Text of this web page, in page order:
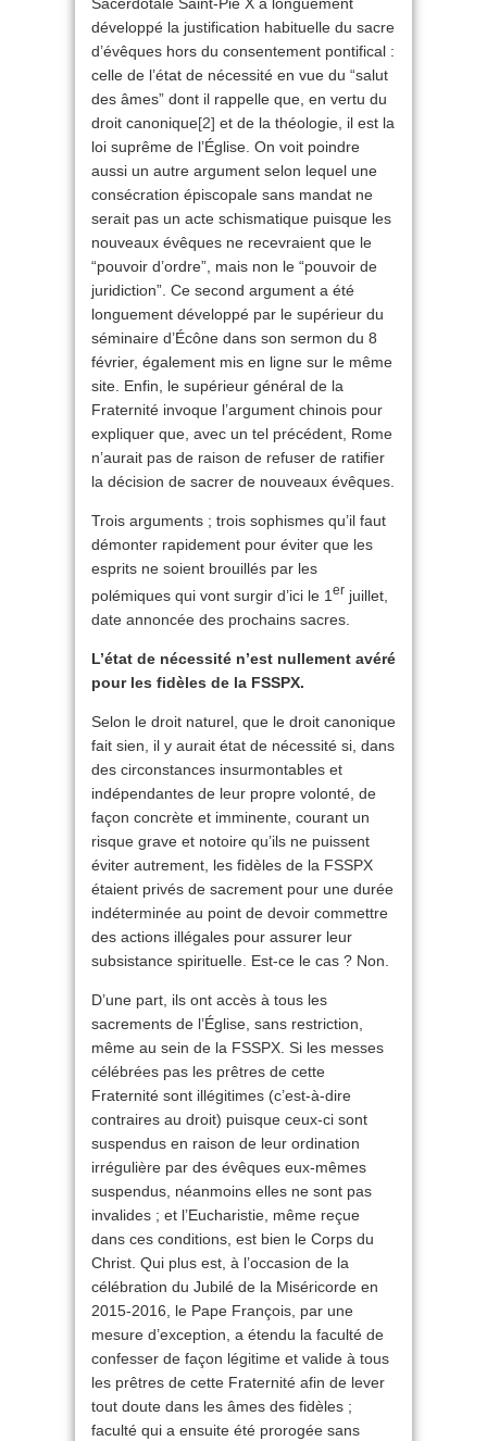
développé la justification habituelle du sacre
d’évêques hors du consentement pontifical :
celle de l’état de nécessité en vue du “salut
des âmes” dont il rappelle que, en vertu du
droit canonique[2] et de la théologie, il est la
loi suprême de l’Église. On voit poindre
aussi un autre argument selon lequel une
consécration épiscopale sans mandat ne
serait pas un acte schismatique puisque les
nouveaux évêques ne recevraient que le
“pouvoir d’ordre”, mais non le “pouvoir de
juridiction”. Ce second argument a été
longuement développé par le supérieur du
séminaire d’Écône dans son sermon du 8
février, également mis en ligne sur le même
site. Enfin, le supérieur général de la
Fraternité invoque l’argument chinois pour
expliquer que, avec un tel précédent, Rome
n’aurait pas de raison de refuser de ratifier
la décision de sacrer de nouveaux évêques.
Trois arguments ; trois sophismes qu’il faut
démonter rapidement pour éviter que les
esprits ne soient brouillés par les
polémiques qui vont surgir d’ici le 1 er juillet,
date annoncée des prochains sacres.
L’état de nécessité n’est nullement avéré
pour les fidèles de la FSSPX.
Selon le droit naturel, que le droit canonique
fait sien, il y aurait état de nécessité si, dans
des circonstances insurmontables et
indépendantes de leur propre volonté, de
façon concrète et imminente, courant un
risque grave et notoire qu’ils ne puissent
éviter autrement, les fidèles de la FSSPX
étaient privés de sacrement pour une durée
indéterminée au point de devoir commettre
des actions illégales pour assurer leur
subsistance spirituelle. Est-ce le cas ? Non.
D’une part, ils ont accès à tous les
sacrements de l’Église, sans restriction,
même au sein de la FSSPX. Si les messes
célébrées pas les prêtres de cette
Fraternité sont illégitimes (c’est-à-dire
contraires au droit) puisque ceux-ci sont
suspendus en raison de leur ordination
irrégulière par des évêques eux-mêmes
suspendus, néanmoins elles ne sont pas
invalides ; et l’Eucharistie, même reçue
dans ces conditions, est bien le Corps du
Christ. Qui plus est, à l’occasion de la
célébration du Jubilé de la Miséricorde en
2015-2016, le Pape François, par une
mesure d’exception, a étendu la faculté de
confesser de façon légitime et valide à tous
les prêtres de cette Fraternité afin de lever
tout doute dans les âmes des fidèles ;
faculté qui a ensuite été prorogée sans